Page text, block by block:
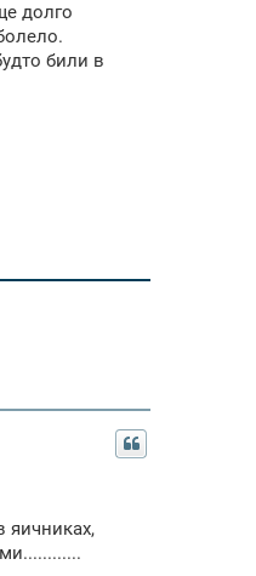
долго
били в
яичниках,